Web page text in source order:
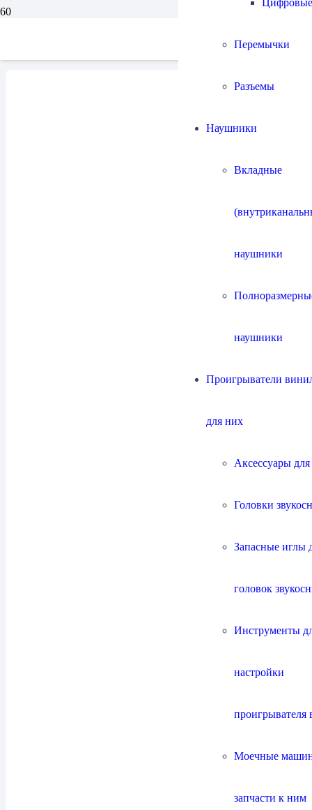
Перемычки
Разъемы
Наушники
Вкладные
наушники
наушники
Проигрыватели
для них
Аксессуары
Головки
Запасные иглы
головок
Инструменты
настройки
проигрывателя
Моечные
запчасти к ним